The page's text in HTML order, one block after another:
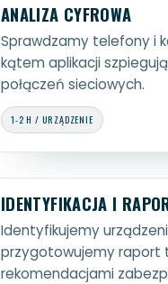
ANALIZA CYFROWA
Sprawdzamy telefony i
kątem aplikacji
połączeń sieciowych.
1-2 H / URZĄDZENIE
IDENTYFIKACJA I
Identyfikujemy
przygotowujemy raport
rekomendacjami